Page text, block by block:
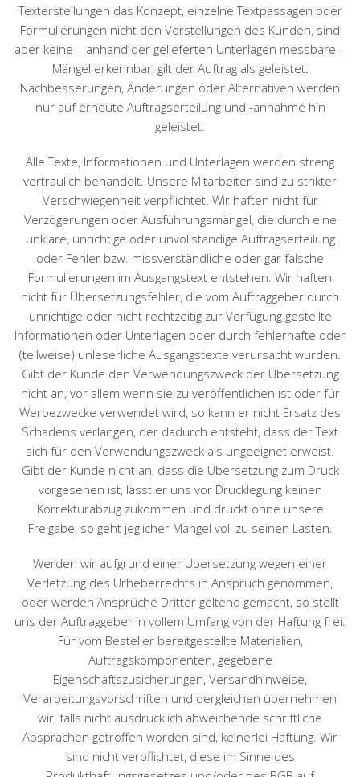
Texterstellungen das Konzept, einzelne Textpassagen oder
Formulierungen nicht den Vorstellungen des Kunden, sind
aber keine – anhand der gelieferten Unterlagen messbare –
Mängel erkennbar, gilt der Auftrag als geleistet.
Nachbesserungen, Änderungen oder Alternativen werden
nur auf erneute Auftragserteilung und -annahme hin
geleistet.
Alle Texte, Informationen und Unterlagen werden streng
vertraulich behandelt. Unsere Mitarbeiter sind zu strikter
Verschwiegenheit verpflichtet. Wir haften nicht für
Verzögerungen oder Ausführungsmängel, die durch eine
unklare, unrichtige oder unvollständige Auftragserteilung
oder Fehler bzw. missverständliche oder gar falsche
Formulierungen im Ausgangstext entstehen. Wir haften
nicht für Übersetzungsfehler, die vom Auftraggeber durch
unrichtige oder nicht rechtzeitig zur Verfügung gestellte
Informationen oder Unterlagen oder durch fehlerhafte oder
(teilweise) unleserliche Ausgangstexte verursacht wurden.
Gibt der Kunde den Verwendungszweck der Übersetzung
nicht an, vor allem wenn sie zu veröffentlichen ist oder für
Werbezwecke verwendet wird, so kann er nicht Ersatz des
Schadens verlangen, der dadurch entsteht, dass der Text
sich für den Verwendungszweck als ungeeignet erweist.
Gibt der Kunde nicht an, dass die Übersetzung zum Druck
vorgesehen ist, lässt er uns vor Drucklegung keinen
Korrekturabzug zukommen und druckt ohne unsere
Freigabe, so geht jeglicher Mangel voll zu seinen Lasten.
Werden wir aufgrund einer Übersetzung wegen einer
Verletzung des Urheberrechts in Anspruch genommen,
oder werden Ansprüche Dritter geltend gemacht, so stellt
uns der Auftraggeber in vollem Umfang von der Haftung frei.
Für vom Besteller bereitgestellte Materialien,
Auftragskomponenten, gegebene
Eigenschaftszusicherungen, Versandhinweise,
Verarbeitungsvorschriften und dergleichen übernehmen
wir, falls nicht ausdrücklich abweichende schriftliche
Absprachen getroffen worden sind, keinerlei Haftung. Wir
sind nicht verpflichtet, diese im Sinne des